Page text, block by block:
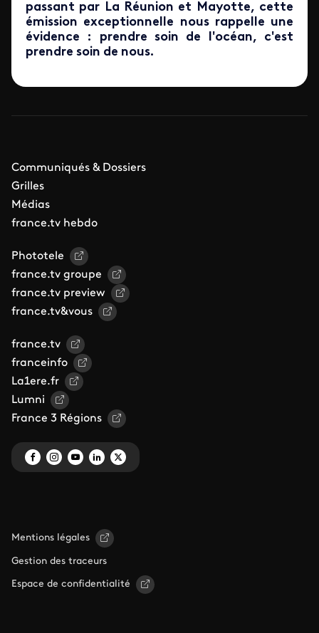
passant par La Réunion et Mayotte, cette
émission exceptionnelle nous rappelle une
évidence : prendre soin de l'océan, c'est
prendre soin de nous.
Communiqués & Dossiers
Grilles
Médias
france.tv hebdo
Phototele
france.tv groupe
france.tv preview
france.tv&vous
france.tv
franceinfo
La1ere.fr
Lumni
France 3 Régions
Mentions légales
Gestion des traceurs
Espace de confidentialité